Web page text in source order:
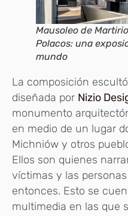
Mausoleo de
Polacos: una
mundo
La composición
diseñada por Nizio
monumento
en medio de un lugar
Michniów y otros
Ellos son quienes
víctimas y las
entonces. Esto se
multimedia en las que